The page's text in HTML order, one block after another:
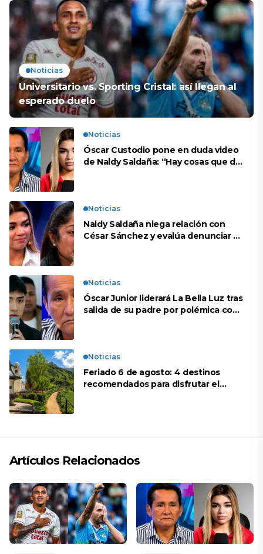
Noticias
Universitario vs. Sporting Cristal: así llegan al
esperado duelo
Noticias
Óscar Custodio pone en duda video
de Naldy Saldaña: “Hay cosas que de
Noticias
Naldy Saldaña niega relación con
César Sánchez y evalúa denunciar a
Noticias
Óscar Junior liderará La Bella Luz tras
salida de su padre por polémica con
Noticias
Feriado 6 de agosto: 4 destinos
recomendados para disfrutar el
Artículos Relacionados